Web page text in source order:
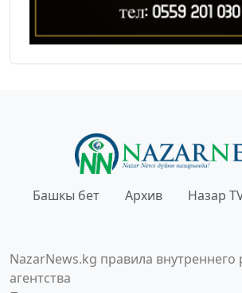
Башкы бет Архив Назар
NazarNews.kg правила внутреннего
агентства